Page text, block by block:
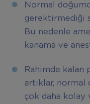
Normal
gerektirmediği
Bu nedenle
kanama ve
Rahimde kalan
artıklar,
çok daha kolay